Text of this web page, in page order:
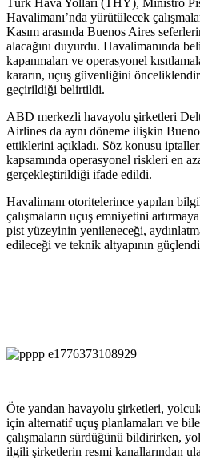
Türk Hava Yolları (THY), Ministro
Havalimanı’nda yürütülecek
Kasım arasında Buenos Aires
alacağını duyurdu. Havalimanında
kapanmaları ve operasyonel
kararın, uçuş güvenliğini
geçirildiği belirtildi.
ABD merkezli havayolu şirketleri
Airlines da aynı döneme ilişkin
ettiklerini açıkladı. Söz konusu
kapsamında operasyonel riskleri en
gerçekleştirildiği ifade edildi.
Havalimanı otoritelerince yapılan
çalışmaların uçuş emniyetini
pist yüzeyinin yenileneceği,
edileceği ve teknik altyapının
Öte yandan havayolu şirketleri,
için alternatif uçuş planlamaları ve
çalışmaların sürdüğünü bildirirken,
ilgili şirketlerin resmi kanallarından